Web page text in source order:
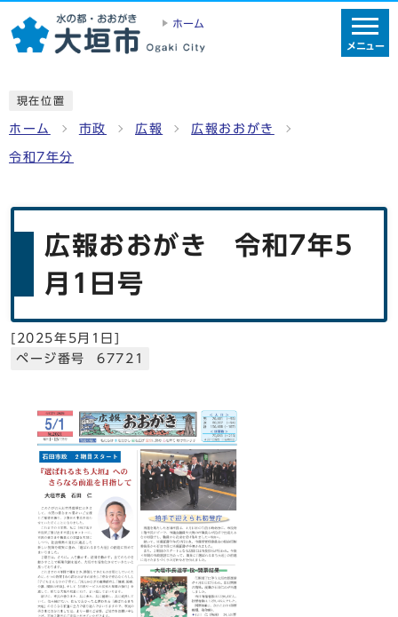
ホーム
メニュー
現在位置
ホーム 市政 広報 広報おおがき
令和7年分
広報おおがき 令和7年5
月1日号
[ 2025年5月1日]
ページ番号 67721